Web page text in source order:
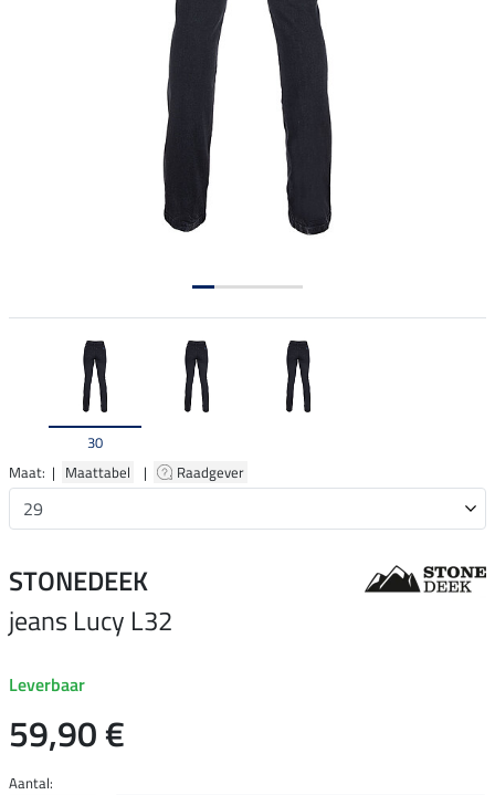
30
Maat: | Maattabel | Raadgever
STONEDEEK
jeans Lucy L32
Leverbaar
59,90 €
Aantal: